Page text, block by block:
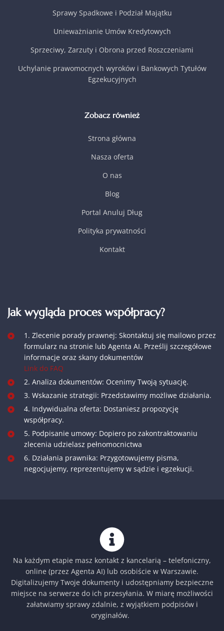
Sprawy Spadkowe i Podział Majątku
Unieważnianie Umów Kredytowych
Sprzeciwy, Zarzuty i Obrona przed Roszczeniami
Uchylanie prawomocnych wyroków i Bankowych Tytułów
Egzekucyjnych
Zobacz również
Strona główna
Nasza oferta
O nas
Blog
Portal Anuluj Dług
Polityka prywatności
Kontakt
Jak wygląda proces współpracy?
1. Zlecenie porady prawnej: Skontaktuj się mailowo przez
formularz na stronie lub Agenta AI. Prześlij szczegółowe
informacje oraz skany dokumentów
Link do FAQ
2. Analiza dokumentów: Ocenimy Twoją sytuację.
3. Wskazanie strategii: Przedstawimy możliwe działania.
4. Indywidualna oferta: Dostaniesz propozycję
współpracy.
5. Podpisanie umowy: Dopiero po zakontraktowaniu
zlecenia udzielasz pełnomocnictwa
6. Działania prawnika: Przygotowujemy pisma,
negocjujemy, reprezentujemy w sądzie i egzekucji.
Na każdym etapie masz kontakt z kancelarią – telefoniczny,
online (przez Agenta AI) lub osobiście w Warszawie.
Digitalizujemy Twoje dokumenty i udostępniamy bezpieczne
miejsce na serwerze do ich przesyłania. W miarę możliwości
załatwiamy sprawy zdalnie, z wyjątkiem podpisów i
oryginałów.